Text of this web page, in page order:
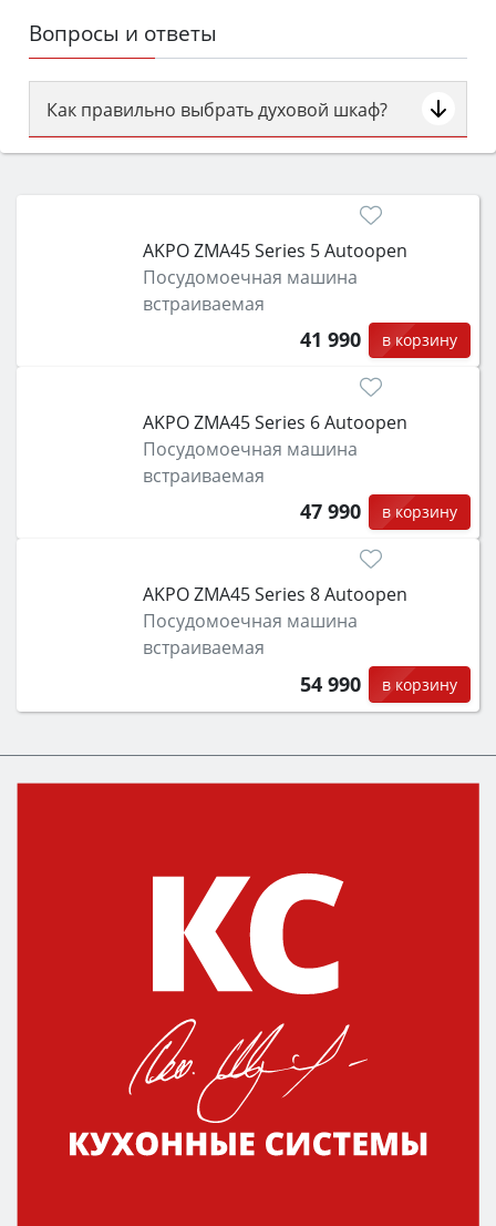
Вопросы и ответы
Как правильно выбрать духовой шкаф?
Сначала определитесь с типом (газовый или
затем смотрите на объём 50–70 л для семьи,
функции (конвекция, гриль, самоочистка,
защита от детей).
AKPO ZMA45 Series 5 Autoopen
Посудомоечная машина
встраиваемая
41 990 в корзину
AKPO ZMA45 Series 6 Autoopen
Посудомоечная машина
встраиваемая
47 990 в корзину
AKPO ZMA45 Series 8 Autoopen
Посудомоечная машина
встраиваемая
54 990 в корзину